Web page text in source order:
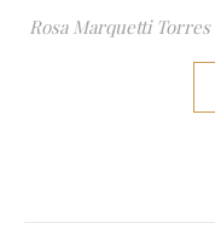
Rosa Marquetti Torres